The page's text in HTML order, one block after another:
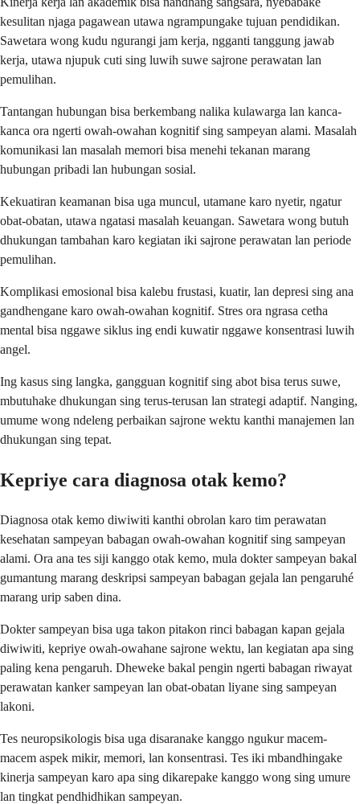
kesulitan njaga pagawean utawa ngrampungake tujuan pendidikan.
Sawetara wong kudu ngurangi jam kerja, ngganti tanggung jawab
kerja, utawa njupuk cuti sing luwih suwe sajrone perawatan lan
pemulihan.
Tantangan hubungan bisa berkembang nalika kulawarga lan kanca-
kanca ora ngerti owah-owahan kognitif sing sampeyan alami. Masalah
komunikasi lan masalah memori bisa menehi tekanan marang
hubungan pribadi lan hubungan sosial.
Kekuatiran keamanan bisa uga muncul, utamane karo nyetir, ngatur
obat-obatan, utawa ngatasi masalah keuangan. Sawetara wong butuh
dhukungan tambahan karo kegiatan iki sajrone perawatan lan periode
pemulihan.
Komplikasi emosional bisa kalebu frustasi, kuatir, lan depresi sing ana
gandhengane karo owah-owahan kognitif. Stres ora ngrasa cetha
mental bisa nggawe siklus ing endi kuwatir nggawe konsentrasi luwih
angel.
Ing kasus sing langka, gangguan kognitif sing abot bisa terus suwe,
mbutuhake dhukungan sing terus-terusan lan strategi adaptif. Nanging,
umume wong ndeleng perbaikan sajrone wektu kanthi manajemen lan
dhukungan sing tepat.
Kepriye cara diagnosa otak kemo?
Diagnosa otak kemo diwiwiti kanthi obrolan karo tim perawatan
kesehatan sampeyan babagan owah-owahan kognitif sing sampeyan
alami. Ora ana tes siji kanggo otak kemo, mula dokter sampeyan bakal
gumantung marang deskripsi sampeyan babagan gejala lan pengaruhé
marang urip saben dina.
Dokter sampeyan bisa uga takon pitakon rinci babagan kapan gejala
diwiwiti, kepriye owah-owahane sajrone wektu, lan kegiatan apa sing
paling kena pengaruh. Dheweke bakal pengin ngerti babagan riwayat
perawatan kanker sampeyan lan obat-obatan liyane sing sampeyan
lakoni.
Tes neuropsikologis bisa uga disaranake kanggo ngukur macem-
macem aspek mikir, memori, lan konsentrasi. Tes iki mbandhingake
kinerja sampeyan karo apa sing dikarepake kanggo wong sing umure
lan tingkat pendhidhikan sampeyan.